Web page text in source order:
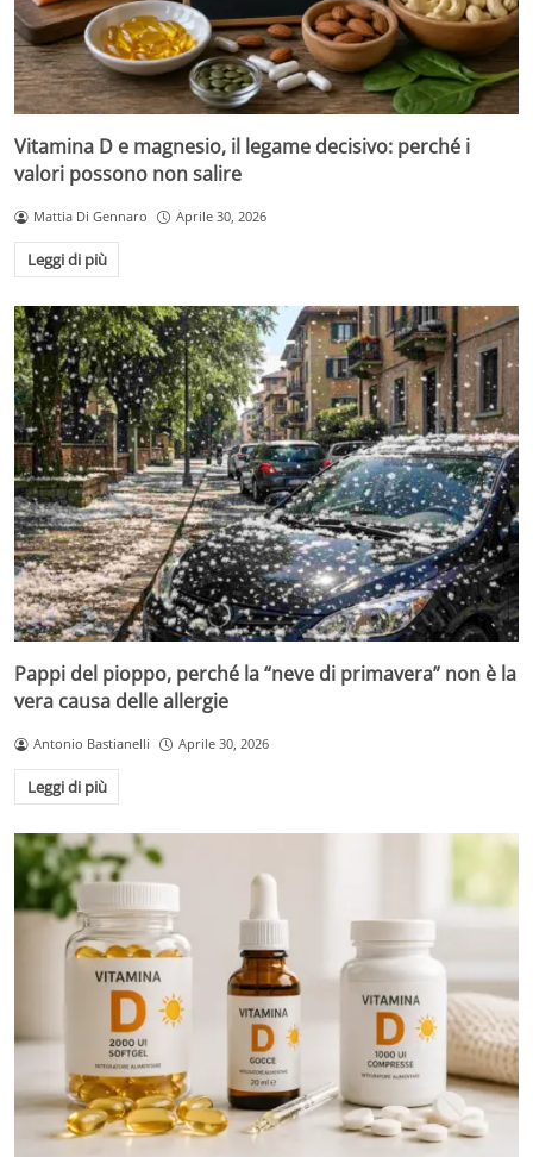
Vitamina D e magnesio, il legame decisivo: perché i
valori possono non salire
Mattia Di Gennaro Aprile 30, 2026
Leggi di più
Pappi del pioppo, perché la “neve di primavera” non è la
vera causa delle allergie
Antonio Bastianelli Aprile 30, 2026
Leggi di più